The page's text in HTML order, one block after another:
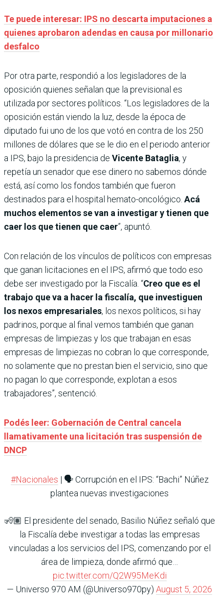
Te puede interesar: IPS no descarta imputaciones a
quienes aprobaron adendas en causa por millonario
desfalco
Por otra parte, respondió a los legisladores de la
oposición quienes señalan que la previsional es
utilizada por sectores políticos. “Los legisladores de la
oposición están viendo la luz, desde la época de
diputado fui uno de los que votó en contra de los 250
millones de dólares que se le dio en el periodo anterior
a IPS, bajo la presidencia de Vicente Bataglia, y
repetía un senador que ese dinero no sabemos dónde
está, así como los fondos también que fueron
destinados para el hospital hemato-oncológico. Acá
muchos elementos se van a investigar y tienen que
caer los que tienen que caer”, apuntó.
Con relación de los vínculos de políticos con empresas
que ganan licitaciones en el IPS, afirmó que todo eso
debe ser investigado por la Fiscalía. “Creo que es el
trabajo que va a hacer la fiscalía, que investiguen
los nexos empresariales, los nexos políticos, si hay
padrinos, porque al final vemos también que ganan
empresas de limpiezas y los que trabajan en esas
empresas de limpiezas no cobran lo que corresponde,
no solamente que no prestan bien el servicio, sino que
no pagan lo que corresponde, explotan a esos
trabajadores”, sentenció.
Podés leer: Gobernación de Central cancela
llamativamente una licitación tras suspensión de
DNCP
#Nacionales | 🗣️ Corrupción en el IPS: “Bachi” Núñez
plantea nuevas investigaciones
🧏🏽 El presidente del senado, Basilio Núñez señaló que
la Fiscalía debe investigar a todas las empresas
vinculadas a los servicios del IPS, comenzando por el
área de limpieza, donde afirmó que…
pic.twitter.com/Q2W95MeKdi
— Universo 970 AM (@Universo970py) August 5, 2026